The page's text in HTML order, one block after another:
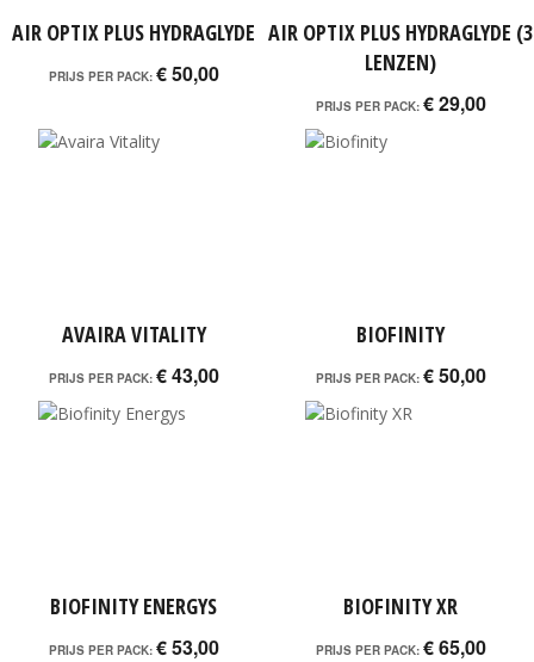
AIR OPTIX PLUS HYDRAGLYDE
PRIJS PER PACK: € 50,00
AIR OPTIX PLUS HYDRAGLYDE (3
LENZEN)
PRIJS PER PACK: € 29,00
AVAIRA VITALITY
PRIJS PER PACK: € 43,00
BIOFINITY
PRIJS PER PACK: € 50,00
BIOFINITY ENERGYS
PRIJS PER PACK: € 53,00
BIOFINITY XR
PRIJS PER PACK: € 65,00